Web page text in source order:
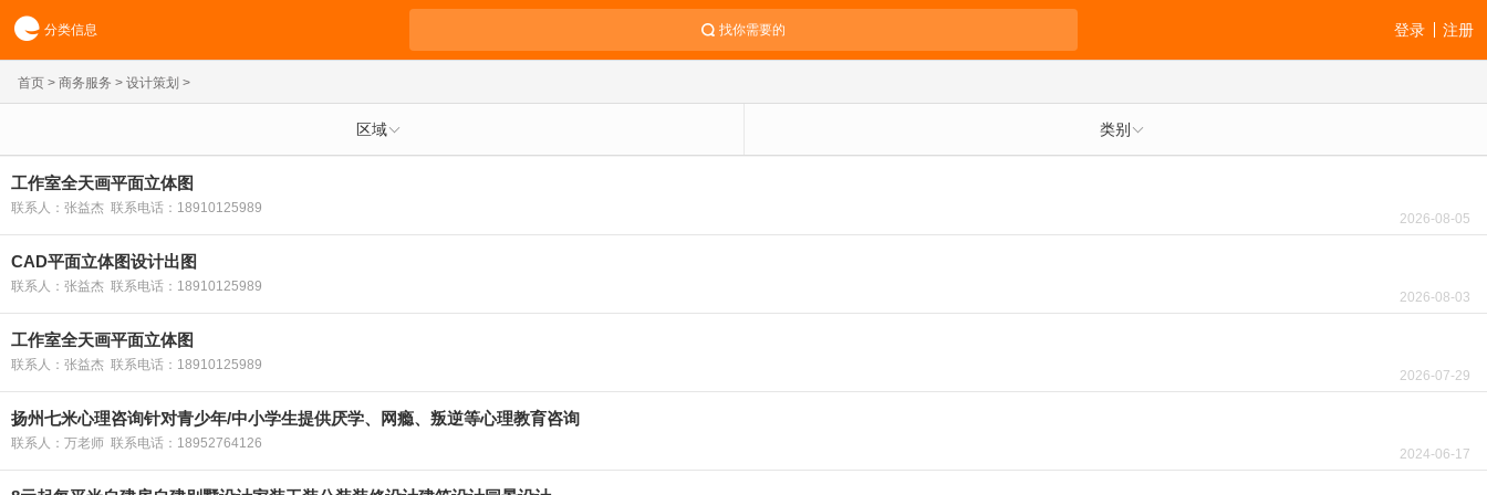
分类信息 找你需要的 注册
登录
首页 > 商务服务 > 设计策划 >
区域 类别
工作室全天画平面立体图
联系人：张益杰 联系电话：18910125989
2026-08-05
CAD平面立体图设计出图
联系人：张益杰 联系电话：18910125989
2026-08-03
工作室全天画平面立体图
联系人：张益杰 联系电话：18910125989
2026-07-29
扬州七米心理咨询针对青少年/中小学生提供厌学、网瘾、叛逆等心理教育咨询
联系人：万老师 联系电话：18952764126
2024-06-17